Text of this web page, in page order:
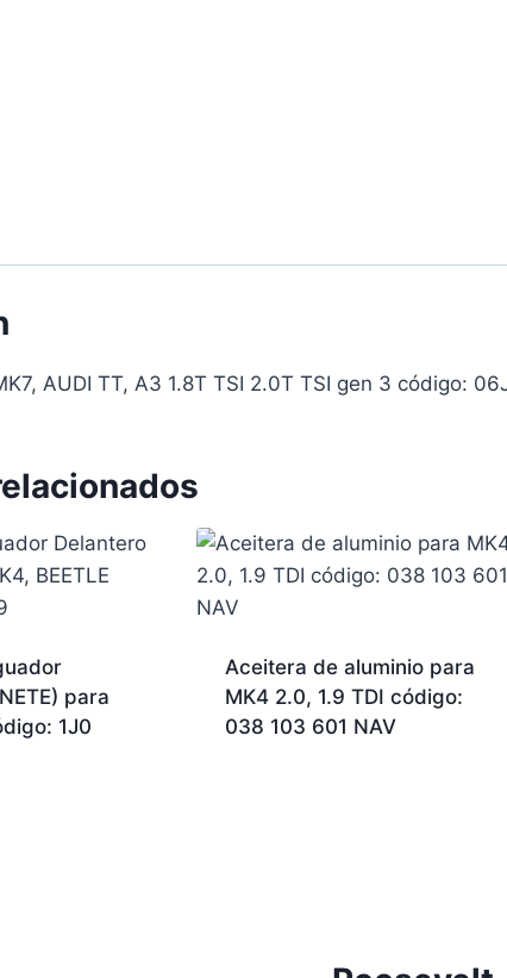
AUDI TT, A3 1.8T TSI 2.0T TSI gen 3 código:
para
1J0
Aceitera de aluminio para
MK4 2.0, 1.9 TDI código:
038 103 601 NAV